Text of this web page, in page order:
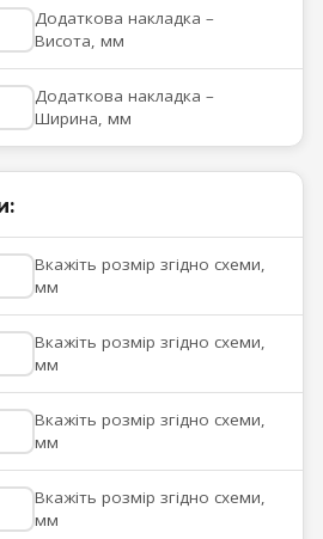
Додаткова накладка –
Висота, мм
Додаткова накладка –
Ширина, мм
Вкажіть розмір згідно схеми,
мм
Вкажіть розмір згідно схеми,
мм
Вкажіть розмір згідно схеми,
мм
Вкажіть розмір згідно схеми,
мм